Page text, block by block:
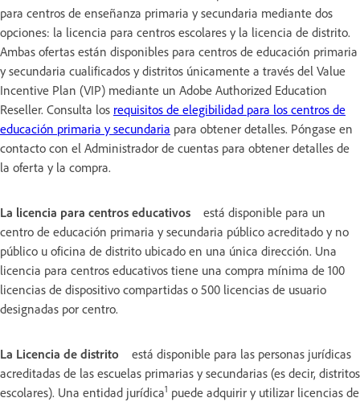
para centros de enseñanza primaria y secundaria mediante dos
opciones: la licencia para centros escolares y la licencia de distrito.
Ambas ofertas están disponibles para centros de educación primaria
y secundaria cualificados y distritos únicamente a través del Value
Incentive Plan (VIP) mediante un Adobe Authorized Education
Reseller. Consulta los requisitos de elegibilidad para los centros de
educación primaria y secundaria para obtener detalles. Póngase en
contacto con el Administrador de cuentas para obtener detalles de
la oferta y la compra.
La licencia para centros educativos
está disponible para un
centro de educación primaria y secundaria público acreditado y no
público u oficina de distrito ubicado en una única dirección. Una
licencia para centros educativos tiene una compra mínima de 100
licencias de dispositivo compartidas o 500 licencias de usuario
designadas por centro.
La Licencia de distrito
está disponible para las personas jurídicas
acreditadas de las escuelas primarias y secundarias (es decir, distritos
escolares). Una entidad jurídica1 puede adquirir y utilizar licencias de